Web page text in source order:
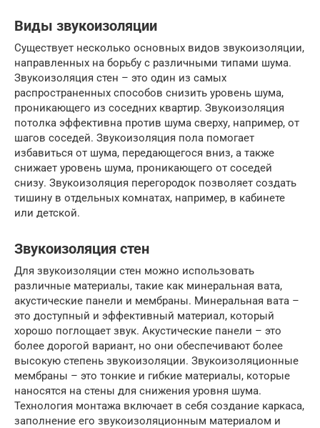
Виды звукоизоляции
Существует несколько основных видов звукоизоляции,
направленных на борьбу с различными типами шума.
Звукоизоляция стен – это один из самых
распространенных способов снизить уровень шума,
проникающего из соседних квартир. Звукоизоляция
потолка эффективна против шума сверху, например, от
шагов соседей. Звукоизоляция пола помогает
избавиться от шума, передающегося вниз, а также
снижает уровень шума, проникающего от соседей
снизу. Звукоизоляция перегородок позволяет создать
тишину в отдельных комнатах, например, в кабинете
или детской.
Звукоизоляция стен
Для звукоизоляции стен можно использовать
различные материалы, такие как минеральная вата,
акустические панели и мембраны. Минеральная вата –
это доступный и эффективный материал, который
хорошо поглощает звук. Акустические панели – это
более дорогой вариант, но они обеспечивают более
высокую степень звукоизоляции. Звукоизоляционные
мембраны – это тонкие и гибкие материалы, которые
наносятся на стены для снижения уровня шума.
Технология монтажа включает в себя создание каркаса,
заполнение его звукоизоляционным материалом и